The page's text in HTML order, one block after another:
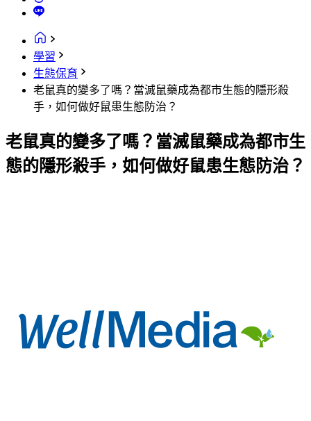
學習
生態保育
老鼠真的變多了嗎？當滅鼠藥成為都市生態的隱形殺
手，如何做好鼠患生態防治？
老鼠真的變多了嗎？當滅鼠藥成為都市生
態的隱形殺手，如何做好鼠患生態防治？